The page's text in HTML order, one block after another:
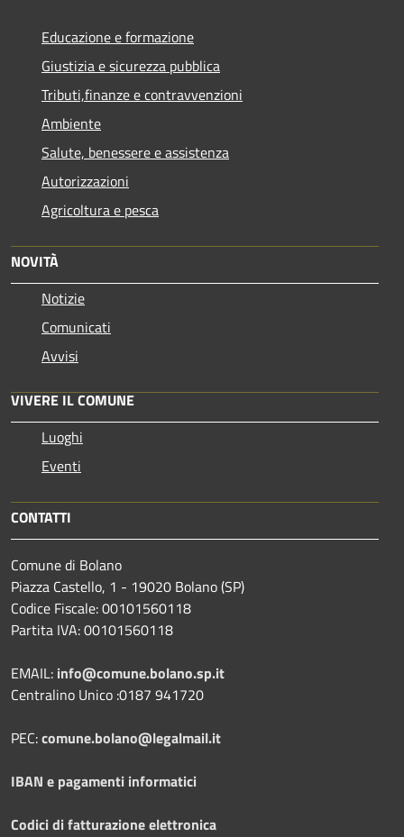
Educazione e formazione
Giustizia e sicurezza pubblica
Tributi,finanze e contravvenzioni
Ambiente
Salute, benessere e assistenza
Autorizzazioni
Agricoltura e pesca
NOVITÀ
Notizie
Comunicati
Avvisi
VIVERE IL COMUNE
Luoghi
Eventi
CONTATTI
Comune di Bolano
Piazza Castello, 1 - 19020 Bolano (SP)
Codice Fiscale: 00101560118
Partita IVA: 00101560118
EMAIL: info@comune.bolano.sp.it
Centralino Unico :0187 941720
PEC:comune.bolano@legalmail.it
IBAN e pagamenti informatici
Codici di fatturazione elettronica